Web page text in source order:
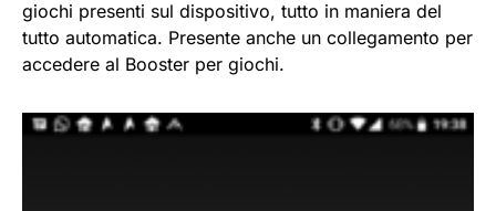
giochi presenti sul dispositivo, tutto in maniera del
tutto automatica. Presente anche un collegamento per
accedere al Booster per giochi.